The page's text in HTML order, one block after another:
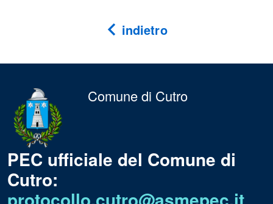
indietro
Comune di Cutro
PEC ufficiale del Comune di
Cutro: